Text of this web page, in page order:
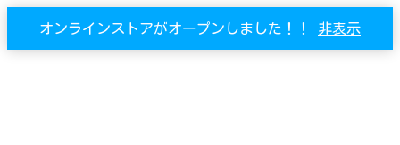
オンラインストアがオープンしました！！ 非表示